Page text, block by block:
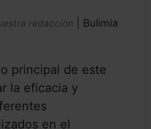
redacción | Bulimia
principal de este
la eficacia y
en el